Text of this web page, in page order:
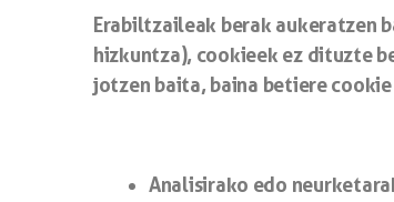
Erabiltzaileak berak aukeratzen
hizkuntza), cookieek ez dituzte
jotzen baita, baina betiere
Analisirako edo